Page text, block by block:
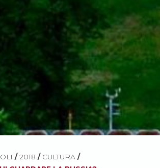
/ 2018 / CULTURA /